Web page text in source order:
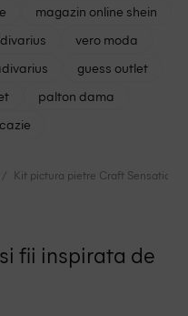
magazin online shein
vero moda
guess outlet
palton dama
Kit pictura pietre Craft Sensations,
fii inspirata de